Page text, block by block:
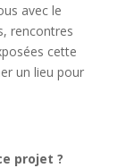
avec le
rencontres
cette
un lieu pour
projet ?